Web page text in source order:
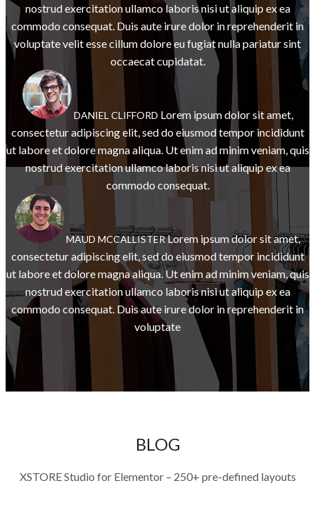
nostrud exercitation ullamco laboris nisi ut aliquip ex ea
commodo consequat. Duis aute irure dolor in reprehenderit in
voluptate velit esse cillum dolore eu fugiat nulla pariatur sint
occaecat cupidatat.
DANIEL CLIFFORD Lorem ipsum dolor sit amet,
consectetur adipiscing elit, sed do eiusmod tempor incididunt
ut labore et dolore magna aliqua. Ut enim ad minim veniam, quis
nostrud exercitation ullamco laboris nisi ut aliquip ex ea
commodo consequat.
MAUD MCCALLISTERLorem ipsum dolor sit amet,
consectetur adipiscing elit, sed do eiusmod tempor incididunt
ut labore et dolore magna aliqua. Ut enim ad minim veniam, quis
nostrud exercitation ullamco laboris nisi ut aliquip ex ea
commodo consequat. Duis aute irure dolor in reprehenderit in
voluptate
BLOG
XSTORE Studio for Elementor – 250+ pre-defined layouts